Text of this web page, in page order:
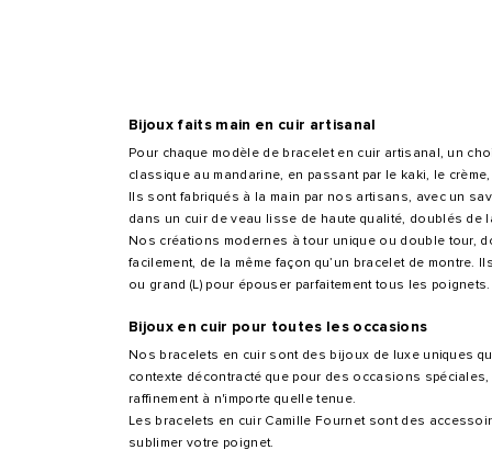
Bijoux faits main en cuir artisanal
Pour chaque modèle de bracelet en cuir artisanal, un
classique au mandarine, en passant par le kaki, le
Ils sont fabriqués à la main par nos artisans, avec un
dans un cuir de veau lisse de haute qualité, doublés de
Nos créations modernes à tour unique ou double tour,
facilement, de la même façon qu’un bracelet de montre.
ou grand (L) pour épouser parfaitement tous les poignets.
Bijoux en cuir pour toutes les occasions
Nos bracelets en cuir sont des bijoux de luxe uniques
contexte décontracté que pour des occasions
raffinement à n'importe quelle tenue.
Les bracelets en cuir Camille Fournet sont des
sublimer votre poignet.